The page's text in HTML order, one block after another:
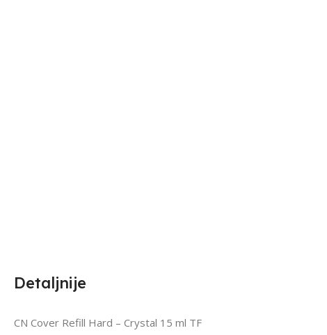
Detaljnije
CN Cover Refill Hard – Crystal 15 ml TF